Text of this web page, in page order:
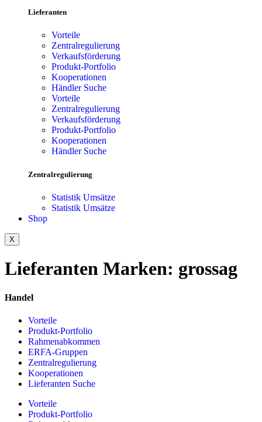
Lieferanten
Vorteile
Zentralregulierung
Verkaufsförderung
Produkt-Portfolio
Kooperationen
Händler Suche
Vorteile
Zentralregulierung
Verkaufsförderung
Produkt-Portfolio
Kooperationen
Händler Suche
Zentralregulierung
Statistik Umsätze
Statistik Umsätze
Shop
X
Lieferanten Marken: grossag
Handel
Vorteile
Produkt-Portfolio
Rahmenabkommen
ERFA-Gruppen
Zentralregulierung
Kooperationen
Lieferanten Suche
Vorteile
Produkt-Portfolio